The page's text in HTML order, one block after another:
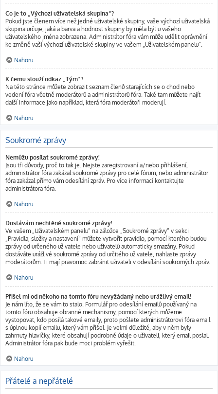
Co je to „Výchozí uživatelská skupina“?
Pokud jste členem více než jedné uživatelské skupiny, vaše výchozí uživatelská
skupina určuje, jaká a barva a hodnost skupiny by měla být u vašeho
uživatelského jména zobrazena. Administrátor fóra vám může udělit oprávnění
ke změně vaší výchozí uživatelské skupiny ve vašem „Uživatelském panelu“.
Nahoru
K čemu slouží odkaz „Tým“?
Na této stránce můžete zobrazit seznam členů starajících se o chod nebo
vedení fóra včetně moderátorů a administrátorů fóra. Také tam můžete najít
další informace jako například, která fóra moderátoři moderují.
Nahoru
Soukromé zprávy
Nemůžu posílat soukromé zprávy!
Jsou tři důvody, proč to tak je. Nejste zaregistrovaní a/nebo přihlášení,
administrátor fóra zakázal soukromé zprávy pro celé fórum, nebo administrátor
fóra zakázal přímo vám odesílání zpráv. Pro více informací kontaktujte
administrátora fóra.
Nahoru
Dostávám nechtěné soukromé zprávy!
Ve vašem „Uživatelském panelu“ na záložce „Soukromé zprávy“ v sekci
„Pravidla, složky a nastavení“ můžete vytvořit pravidlo, pomocí kterého budou
zprávy od určeného uživatele nebo uživatelů automaticky smazány. Pokud
dostáváte urážlivé soukromé zprávy od určitého uživatele, nahlaste zprávy
moderátorům. Ti mají pravomoc zabránit uživateli v odesílání soukromých zpráv.
Nahoru
Přišel mi od někoho na tomto fóru nevyžádaný nebo urážlivý email!
Je nám líto, že se vám to stalo. Formulář pro odesílání emailů používaný na
tomto fóru obsahuje obranné mechanismy, pomocí kterých můžeme
vystopovat, kdo posílá takové emaily, proto pošlete administrátorovi fóra email
s úplnou kopií emailu, který vám přišel. Je velmi důležité, aby v něm byly
zahrnuty hlavičky, které obsahují podrobné údaje o uživateli, který email poslal.
Administrátor fóra pak bude moci problém vyřešit.
Nahoru
Přátelé a nepřátelé